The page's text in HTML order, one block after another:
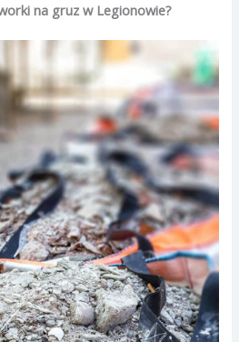
na gruz w Legionowie?